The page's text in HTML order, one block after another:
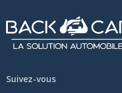
Suivez-vous